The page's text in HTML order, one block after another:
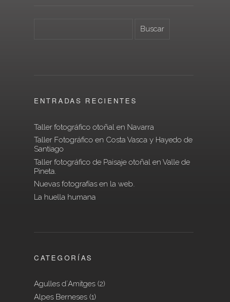
ENTRADAS RECIENTES
Taller fotográfico otoñal en Navarra
Taller Fotográfico en Costa Vasca y Hayedo de
Santiago
Taller fotográfico de Paisaje otoñal en Valle de
Pineta.
Nuevas fotografías en la web.
La huella humana
CATEGORÍAS
Agulles d´Amitges (2)
Alpes Berneses (1)